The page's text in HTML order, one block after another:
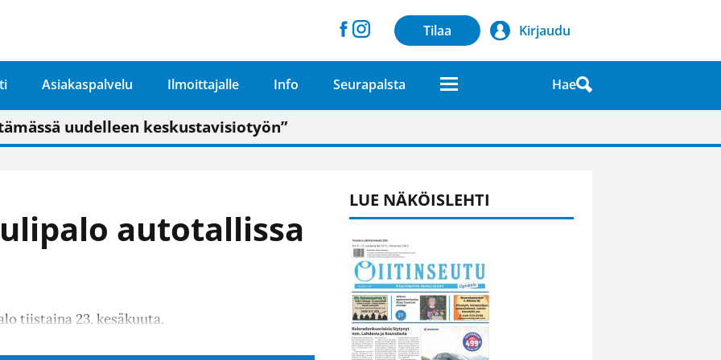
Tilaa Kirjaudu
Asiakaspalvelu Ilmoittajalle Info Seurapalsta Hae
pitäisi näkyä hieman parempana painojäljen laatuna lehdessä
on valoisa
uudelleen keskustavisiotyön”
omavaraisemmin kuin kaupungissa"
autotallissa
tiistaina 23. kesäkuuta.
LUE NÄKÖISLEHTI